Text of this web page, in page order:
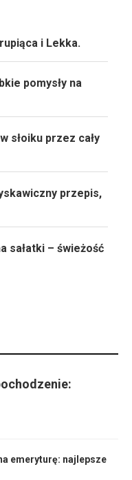
i Lekka.
pomysły na
słoiku przez cały
przepis,
sałatki – świeżość
emeryturę: najlepsze